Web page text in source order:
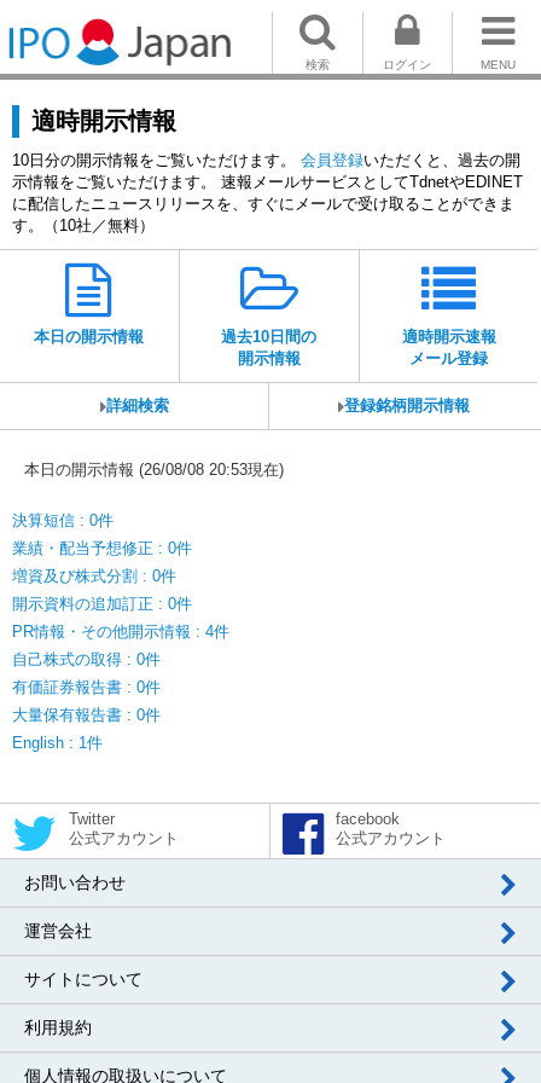
MENU
ログイン
検索
適時開示情報
10日分の開示情報をご覧いただけます。 会員登録いただくと、過去の開
示情報をご覧いただけます。 速報メールサービスとしてTdnetやEDINET
に配信したニュースリリースを、すぐにメールで受け取ることができま
す。（10社／無料）
本日の開示情報
過去10日間の
開示情報
適時開示速報
メール登録
詳細検索 登録銘柄開示情報
本日の開示情報 (26/08/08 20:53現在)
決算短信 : 0件
業績・配当予想修正 : 0件
増資及び株式分割 : 0件
開示資料の追加訂正 : 0件
PR情報・その他開示情報 : 4件
自己株式の取得 : 0件
有価証券報告書 : 0件
大量保有報告書 : 0件
English : 1件
Twitter
公式アカウント
facebook
公式アカウント
お問い合わせ
運営会社
サイトについて
利用規約
個人情報の取扱いについて